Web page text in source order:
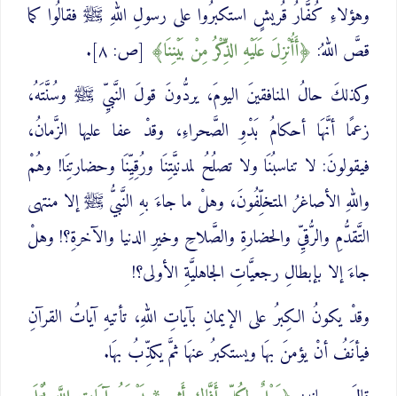
وهؤلاءِ كُفَّارُ قُريشٍ استكبرُوا على رسولِ اللهِ ﷺ فقالُوا كما
قصَّ اللهُ: أَأُنْزِلَ عَلَيْهِ الذِّكْرُ مِنْ بَيْنِنَا
[ص: ٨].
وكذلكَ حالُ المنافقينَ اليومَ، يردُّونَ قولَ النَّبيِّ ﷺ وسُنَّتَهُ،
زعمًا أنَّهَا أحكامُ بَدْوِ الصَّحراءِ، وقدْ عفا عليها الزَّمانُ،
فيقولونَ: لا تناسبُنَا ولا تصلُحُ لمدنيَّتِنَا ورُقِيِّنَا وحضارتِنَا! وهُمْ
واللهِ الأصاغرُ المتخلِّفُونَ، وهلْ ما جاءَ بهِ النَّبيُّ ﷺ إلا منتهى
التَّقدُّمِ والرُّقيِّ والحضارةِ والصَّلاحِ وخيرِ الدنيا والآخرةِ؟! وهلْ
جاءَ إلا بإبطالِ رجعيَّاتِ الجاهليَّةِ الأولى؟!
وقدْ يكونُ الكِبرُ على الإيمانِ بآياتِ اللهِ، تأتيهِ آياتُ القرآنِ
فيأنَفُ أنْ يؤمنَ بهَا ويستكبرُ عنهَا ثمَّ يكذِّبُ بهَا.